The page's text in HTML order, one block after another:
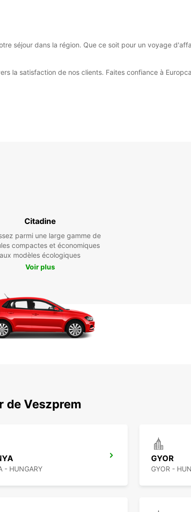
séjour dans la région. Que ce soit pour un voyage
la satisfaction de nos clients. Faites confiance à
Citadine
parmi une large gamme de
compactes et économiques
aux modèles écologiques
Voir plus
de Veszprem
- HUNGARY
GYOR
GYOR -